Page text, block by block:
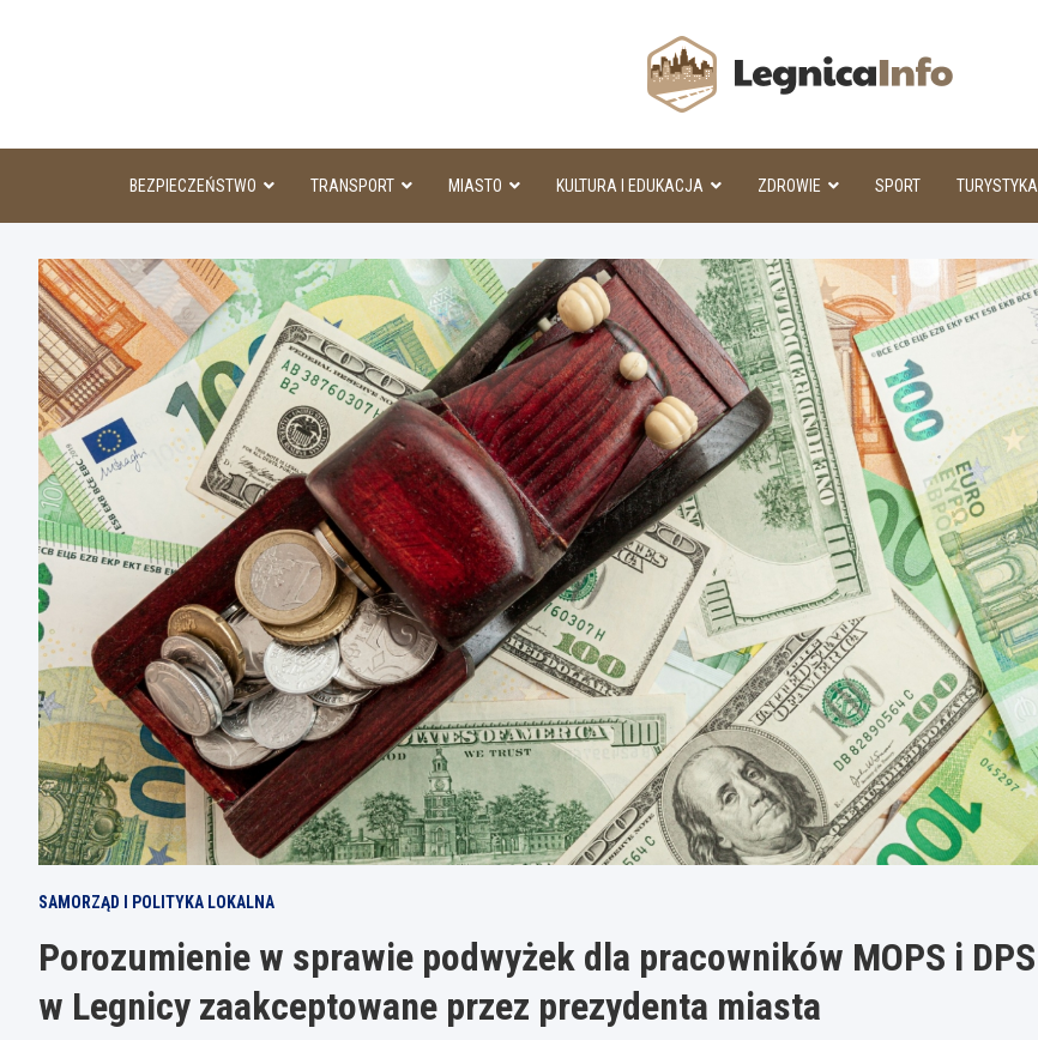
BEZPIECZEŃSTWO TRANSPORT MIASTO KULTURA I EDUKACJA ZDROWIE SPORT TURYSTYKA
SAMORZĄD I POLITYKA LOKALNA
Porozumienie w sprawie podwyżek dla pracowników MOPS i DPS
w Legnicy zaakceptowane przez prezydenta miasta